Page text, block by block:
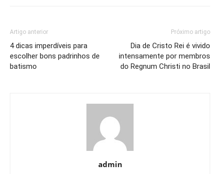
Artigo anterior
4 dicas imperdíveis para
escolher bons padrinhos de
batismo
Próximo artigo
Dia de Cristo Rei é vivido
intensamente por membros
do Regnum Christi no Brasil
admin